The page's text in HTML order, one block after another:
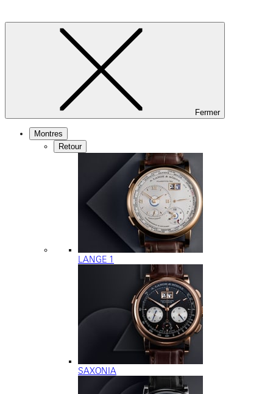
Fermer
Montres
Retour
LANGE 1
SAXONIA